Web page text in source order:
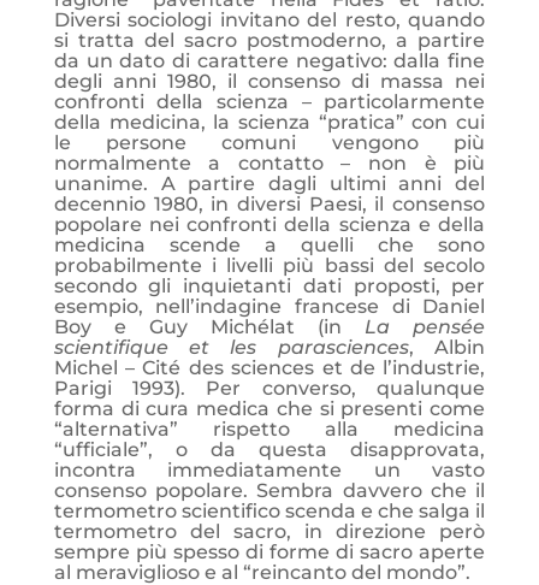
Diversi sociologi invitano del resto, quando
si tratta del sacro postmoderno, a partire
da un dato di carattere negativo: dalla fine
degli anni 1980, il consenso di massa nei
confronti della scienza – particolarmente
della medicina, la scienza “pratica” con cui
le persone comuni vengono più
normalmente a contatto – non è più
unanime. A partire dagli ultimi anni del
decennio 1980, in diversi Paesi, il consenso
popolare nei confronti della scienza e della
medicina scende a quelli che sono
probabilmente i livelli più bassi del secolo
secondo gli inquietanti dati proposti, per
esempio, nell’indagine francese di Daniel
Boy e Guy Michélat (in La pensée
scientifique et les parasciences, Albin
Michel – Cité des sciences et de l’industrie,
Parigi 1993). Per converso, qualunque
forma di cura medica che si presenti come
“alternativa” rispetto alla medicina
“ufficiale”, o da questa disapprovata,
incontra immediatamente un vasto
consenso popolare. Sembra davvero che il
termometro scientifico scenda e che salga il
termometro del sacro, in direzione però
sempre più spesso di forme di sacro aperte
al meraviglioso e al “reincanto del mondo”.